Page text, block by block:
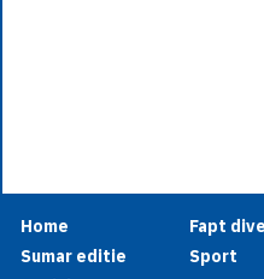
Home
Sumar editie
Fapt
Sport